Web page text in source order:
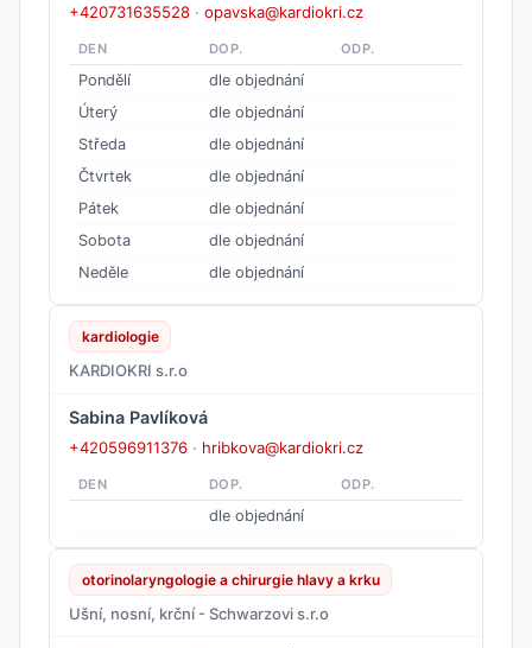
+420731635528 · opavska@kardiokri.cz
DEN DOP. ODP.
Pondělí
dle objednání
Úterý
dle objednání
Středa
dle objednání
Čtvrtek
dle objednání
Pátek
dle objednání
Sobota
dle objednání
Neděle
dle objednání
kardiologie
KARDIOKRI s.r.o
Sabina Pavlíková
+420596911376 · hribkova@kardiokri.cz
DEN DOP. ODP.
dle objednání
otorinolaryngologie a chirurgie hlavy a krku
Ušní, nosní, krční - Schwarzovi s.r.o